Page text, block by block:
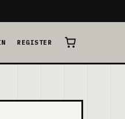
REGISTER